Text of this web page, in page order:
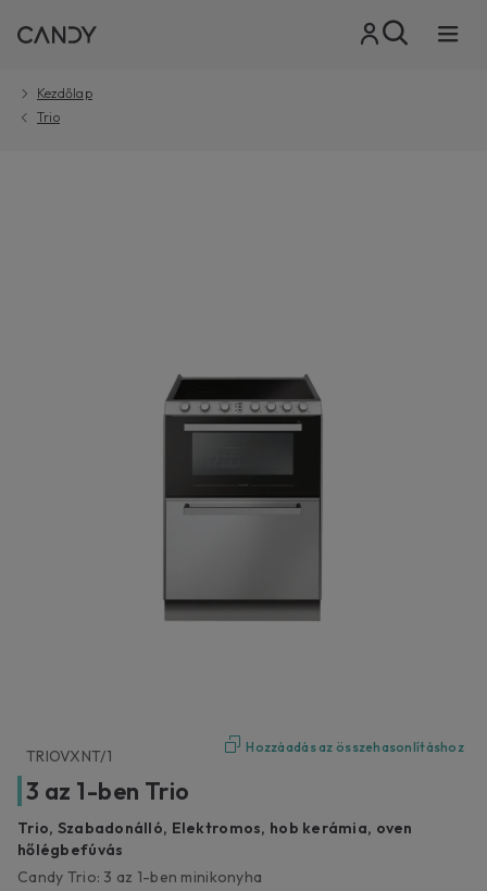
Kezdőlap
Trio
Hozzáadás az összehasonlításhoz
TRIOVXNT/1
3 az 1-ben Trio
Trio, Szabadonálló, Elektromos, hob kerámia, oven
hőlégbefúvás
Candy Trio: 3 az 1-ben minikonyha